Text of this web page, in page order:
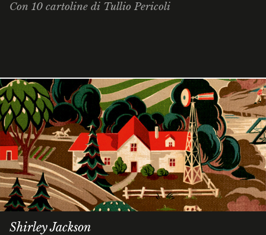
Con 10 cartoline di Tullio Pericoli
Shirley Jackson